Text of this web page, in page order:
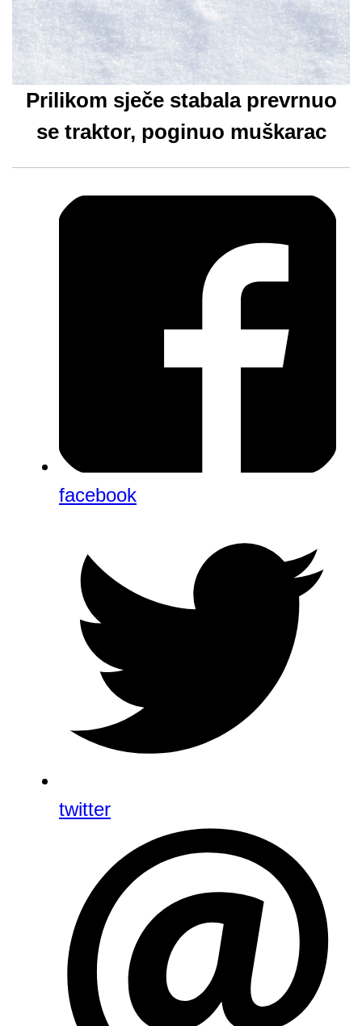
Prilikom sječe stabala prevrnuo
se traktor, poginuo muškarac
facebook
twitter